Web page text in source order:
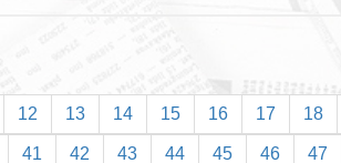
12 13 14 15 16 17 18
41 42 43 44 45 46 47